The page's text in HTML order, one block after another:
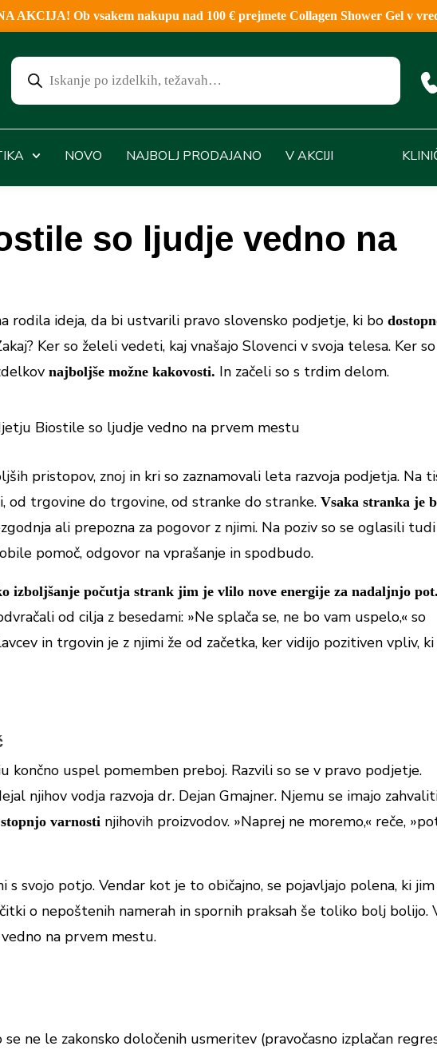
AKCIJA! Ob vsakem nakupu nad 100 € prejmete Collagen Shower Gel v
NOVO NAJBOLJ PRODAJANO V AKCIJI
so ljudje vedno na
rodila ideja, da bi ustvarili pravo slovensko podjetje, ki bo
Ker so želeli vedeti, kaj vnašajo Slovenci v svoja telesa. Ker so
najboljše možne kakovosti. In začeli so s trdim delom.
pristopov, znoj in kri so zaznamovali leta razvoja podjetja. Na
od trgovine do trgovine, od stranke do stranke. Vsaka stranka je
ali prepozna za pogovor z njimi. Na poziv so se oglasili
pomoč, odgovor na vprašanje in spodbudo.
izboljšanje počutja strank jim je vlilo nove energije za nadaljnjo
od cilja z besedami: »Ne splača se, ne bo vam uspelo,« so
in trgovin je z njimi že od začetka, ker vidijo pozitiven vpliv,
uspel pomemben preboj. Razvili so se v pravo podjetje.
njihov vodja razvoja dr. Dejan Gmajner. Njemu se imajo
varnosti njihovih proizvodov. »Naprej ne moremo,« reče,
s svojo potjo. Vendar kot je to običajno, se pojavljajo polena, ki jim
o nepoštenih namerah in spornih praksah še toliko bolj bolijo.
na prvem mestu.
se ne le zakonsko določenih usmeritev (pravočasno izplačan